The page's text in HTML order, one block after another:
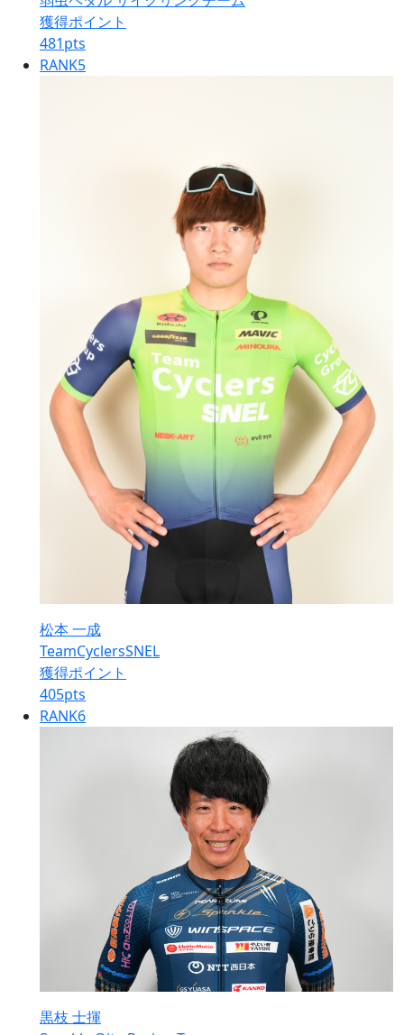
獲得ポイント
481pts
RANK5
松本 一成
TeamCyclersSNEL
獲得ポイント
405pts
RANK6
黒枝 士揮